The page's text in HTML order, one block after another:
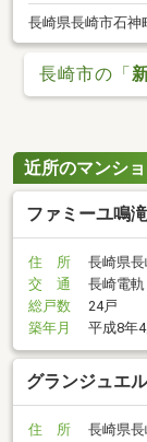
長崎県長崎市石神
長崎市の「
近所のマンシ
ファミーユ鳴滝
住 所
長崎県
交 通
長崎電
総戸数
24戸
築年月
平成8年4
グランジュエ
住 所
長崎県